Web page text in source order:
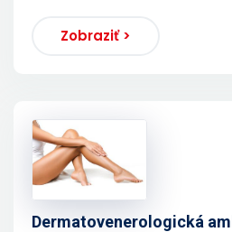
Zobraziť >
Dermatovenerologická